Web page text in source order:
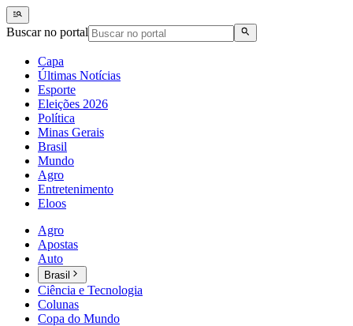
Buscar no portal
Capa
Últimas Notícias
Esporte
Eleições 2026
Política
Minas Gerais
Brasil
Mundo
Agro
Entretenimento
Eloos
Agro
Apostas
Auto
Brasil
Ciência e Tecnologia
Colunas
Copa do Mundo